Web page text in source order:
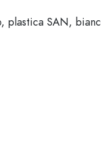
Bottiglie di vetro 100 ml